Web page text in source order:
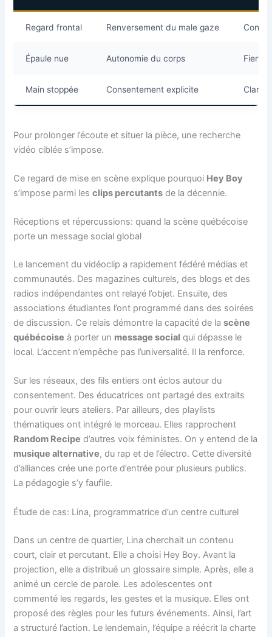
Regard frontal Renversement du male gaze
Épaule nue Autonomie du corps Fierté
Main stoppée Consentement explicite Clarté
Pour prolonger l’écoute et situer la pièce, une recherche
vidéo ciblée s’impose.
Ce regard de mise en scène explique pourquoi Hey Boy
s’impose parmi lesclips percutants de la décennie.
Réceptions et répercussions: quand la scène québécoise
porte un message social global
Le lancement du vidéoclip a rapidement fédéré médias et
communautés. Des magazines culturels, des blogs et des
radios indépendantes ont relayé l’objet. Ensuite, des
associations étudiantes l’ont programmé dans des soirées
de discussion. Ce relais démontre la capacité de lascène
québécoise à porter un message social qui dépasse le
local. L’accent n’empêche pas l’universalité. Il la renforce.
Sur les réseaux, des fils entiers ont éclos autour du
consentement. Des éducatrices ont partagé des extraits
pour ouvrir leurs ateliers. Par ailleurs, des playlists
thématiques ont intégré le morceau. Elles rapprochent
Random Recipe d’autres voix féministes. On y entend de la
musique alternative, du rap et de l’électro. Cette diversité
d’alliances crée une porte d’entrée pour plusieurs publics.
La pédagogie s’y faufile.
Étude de cas: Lina, programmatrice d’un centre culturel
Dans un centre de quartier, Lina cherchait un contenu
court, clair et percutant. Elle a choisi Hey Boy. Avant la
projection, elle a distribué un glossaire simple. Après, elle a
animé un cercle de parole. Les adolescentes ont
commenté les regards, les gestes et la musique. Elles ont
proposé des règles pour les futurs événements. Ainsi, l’art
a structuré l’action. Le lendemain, l’équipe a réécrit la charte